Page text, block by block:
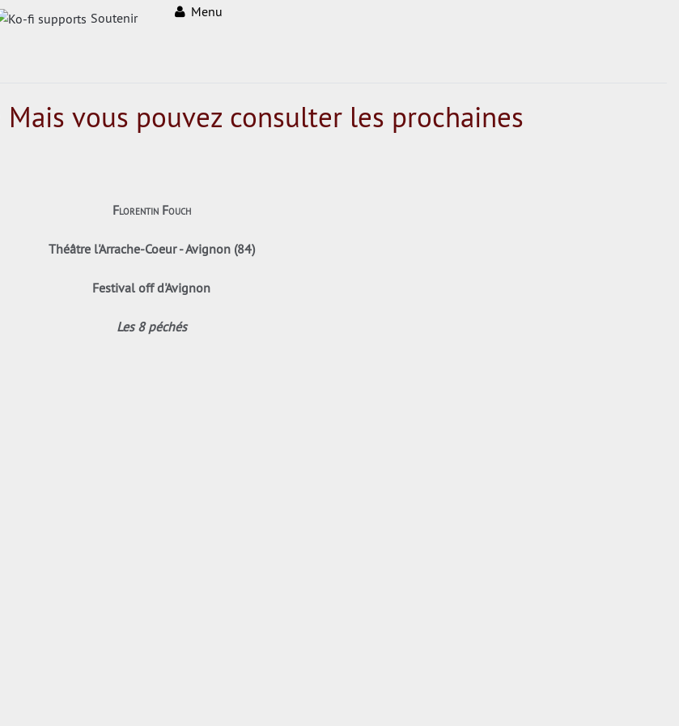
Soutenir Menu
Mais vous pouvez consulter les prochaines
Florentin Fouch
Théâtre l'Arrache-Coeur - Avignon (84)
Festival off d'Avignon
Les 8 péchés